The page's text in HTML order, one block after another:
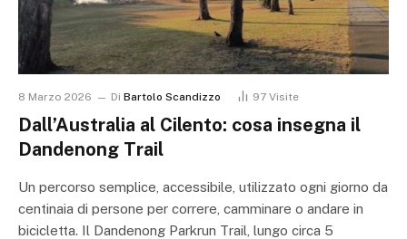
8 Marzo 2026 Di Bartolo Scandizzo 97 Visite
Dall’Australia al Cilento: cosa insegna il
Dandenong Trail
Un percorso semplice, accessibile, utilizzato ogni giorno da
centinaia di persone per correre, camminare o andare in
bicicletta. Il Dandenong Parkrun Trail, lungo circa 5